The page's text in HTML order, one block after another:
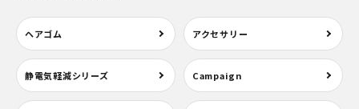
ヘアゴム アクセサリー
静電気軽減シリーズ Campaign